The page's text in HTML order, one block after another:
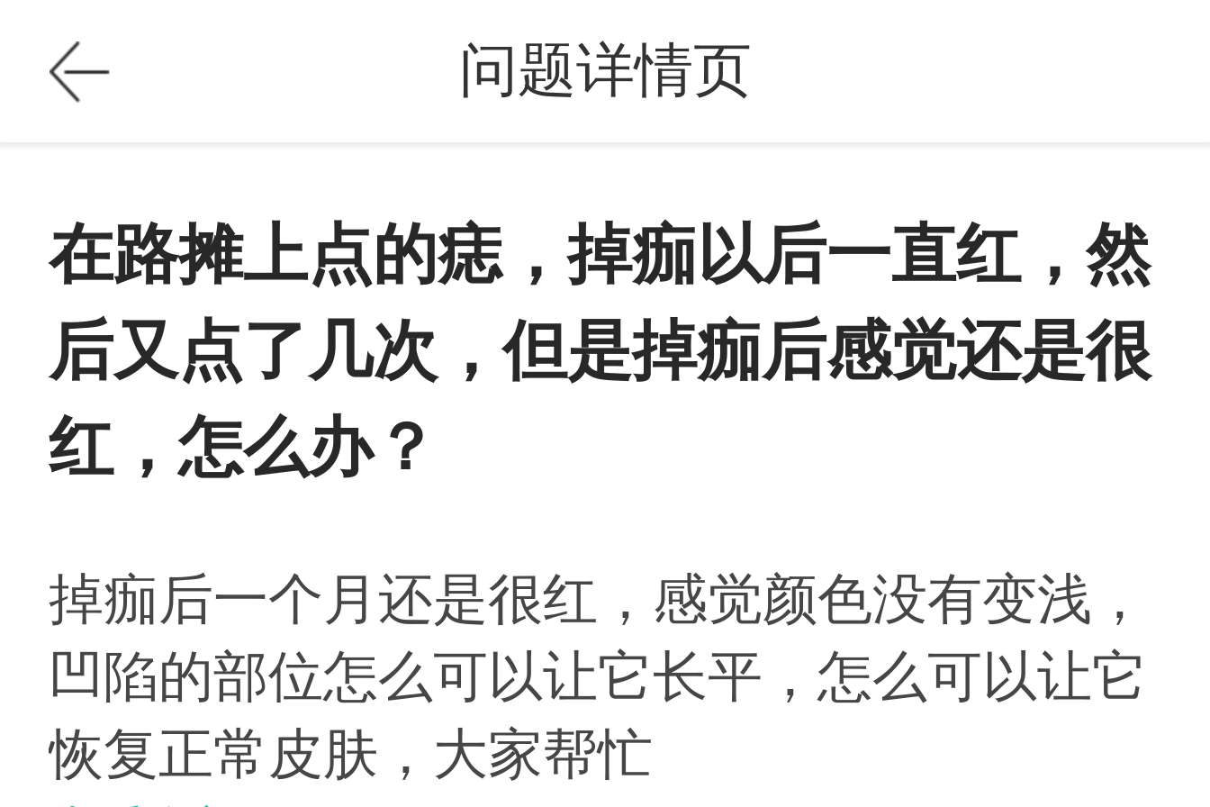
问题详情页
在路摊上点的痣，掉痂以后一直红，然
后又点了几次，但是掉痂后感觉还是很
红，怎么办？
掉痂后一个月还是很红，感觉颜色没有变浅，
凹陷的部位怎么可以让它长平，怎么可以让它
恢复正常皮肤，大家帮忙